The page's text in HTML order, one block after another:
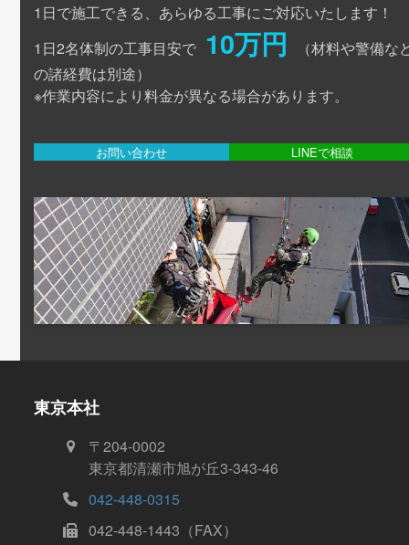
1日で施工できる、あらゆる工事にご対応いたします！
1日2名体制の工事目安で 10万円
（材料や警備な
の諸経費は別途）
※作業内容により料金が異なる場合があります。
お問い合わせ LINEで相談
東京本社
〒204-0002
東京都清瀬市旭が丘3-343-46
042-448-0315
042-448-1443（FAX）